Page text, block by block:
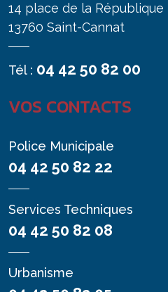
14 place de la République
13760 Saint-Cannat
Tél : 04 42 50 82 00
VOS CONTACTS
Police Municipale
04 42 50 82 22
Services Techniques
04 42 50 82 08
Urbanisme